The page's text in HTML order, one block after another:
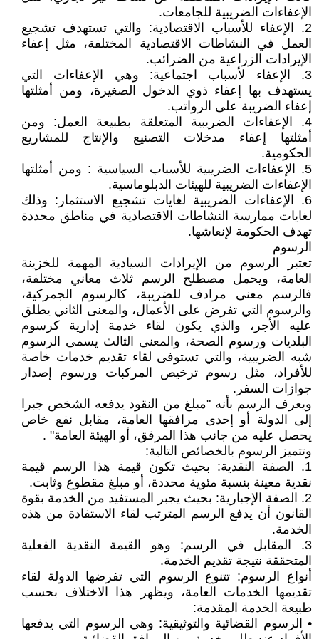
الإعفاءات الضريبية للجامعات.
2. الإعفاء للأسباب الاقتصادية: والتي تستهدف تشجيع
العمل في النشاطات الاقتصادية المختلفة، مثل إعفاء
الإيرادات الزراعية من الضرائب.
3. الإعفاء لأسباب اجتماعية: وهي الإعفاءات التي
يستهدف بها إعفاء ذوي الدخول الصغيرة، ومن أمثلتها
إعفاء الضريبة على الرواتب.
4. الإعفاءات الضريبية المتعلقة بطبيعة العمل: ومن
أمثلتها إعفاء مدخلات التصنيع والإنتاج للمشاريع
الحكومية.
5. الإعفاءات الضريبية للأسباب السياسية : ومن أمثلتها
الإعفاءات الضريبية للهيئات الدبلوماسية.
6. الإعفاءات الضريبية لغايات تشجيع الاستثمار: وذلك
لغايات ممارسة النشاطات الاقتصادية في مناطق محددة
تهدف الحكومة لإنعاشها.
الرسوم
تعتبر الرسوم من الإيرادات السيادية المهمة للخزينة
العامة، ويحمل مصطلح الرسم ثلاث معاني مختلفة،
فالرسم معنى مرادف للضريبة، كالرسوم الجمركية،
والرسوم التي تفرض على الأعمال، والمعنى الثاني يطلق
عليه الأجر، والذي يكون لقاء خدمة إدارية كرسوم
البلديات ورسوم الصحة، والمعنى الثالث يسمى الرسوم
شبه الضريبية، والتي تستوفى لقاء تقديم خدمات خاصة
للأفراد، مثل رسوم ترخيص المركبات ورسوم إصدار
جوازات السفر.
ويعرف الرسم بأنه "مبلغ من النقود يدفعه الشخص جبرا
إلى الدولة أو إحدى مرافقها العامة، مقابل نفع خاص
يحصل عليه من جانب هذا المرفق، أو الهيئة العامة" .
وتتميز الرسوم بالخصائص التالية:
1. الصفة النقدية: بحيث تكون قيمة هذا الرسم قيمة
نقدية معينة بنسبة مئوية محددة، أو مبلغ مقطوع وثابت.
2. الصفة الإجبارية: بحيث يجبر المستفيد من الخدمة بقوة
القانون أن يدفع الرسم المترتب لقاء الاستفادة من هذه
الخدمة.
3. المقابل في الرسم: وهو القيمة النقدية الفعلية
المتحققة نتيجة تقديم الخدمة.
أنواع الرسوم: تتنوع الرسوم التي تفرضها الدولة لقاء
تقديمها الخدمات العامة، ويظهر هذا الاختلاف بحسب
طبيعة الخدمة المقدمة:
• الرسوم القضائية والتوثيقية: وهي الرسوم التي يدفعها